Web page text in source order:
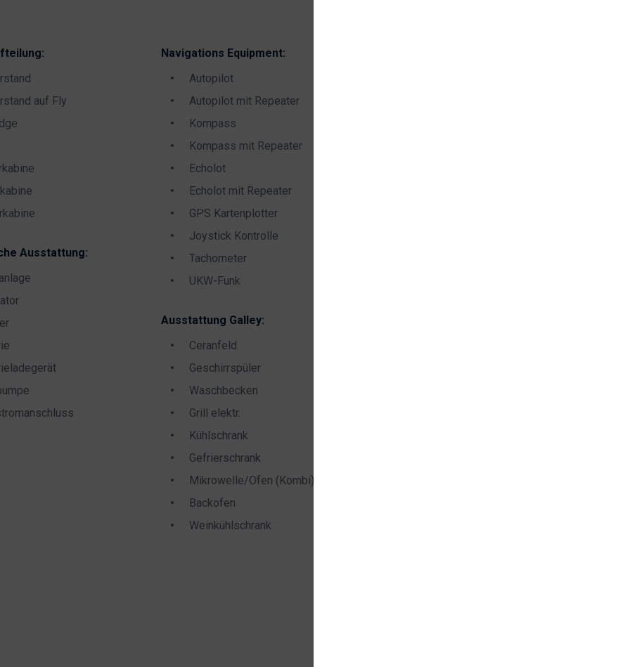
auf Fly
Ausstattung:
Navigations Equipment:
Autopilot
Autopilot mit Repeater
Kompass
Kompass mit Repeater
Echolot
Echolot mit Repeater
GPS Kartenplotter
Joystick Kontrolle
Tachometer
UKW-Funk
Ausstattung Galley:
Ceranfeld
Geschirrspüler
Waschbecken
Grill elektr.
Kühlschrank
Gefrierschrank
Mikrowelle/Ofen (Kombi)
Backofen
Weinkühlschrank